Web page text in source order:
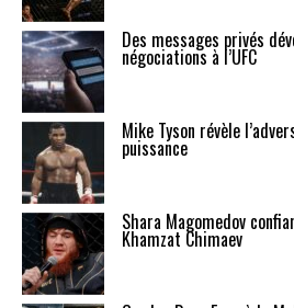
Des messages privés
négociations à l’UFC
Mike Tyson révèle
puissance
Shara Magomedov
Khamzat Chimaev